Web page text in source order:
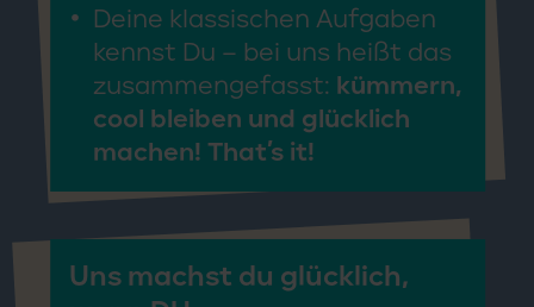
Deine klassischen Aufgaben
kennst Du – bei uns heißt das
zusammengefasst: kümmern,
cool bleiben und glücklich
machen! That’s it!
Uns machst du glücklich,